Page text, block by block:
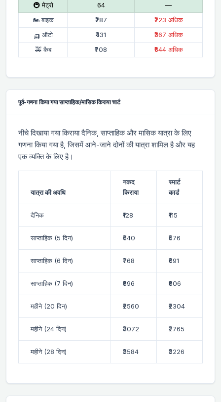
🚇 मेट्रो
₹64
—
🏍 बाइक
₹287
₹223 अधिक
🛺 ऑटो
₹431
₹367 अधिक
🚕 कैब
₹708 ₹644 अधिक
पूर्व-गणना किया गया साप्ताहिक/मासिक किराया चार्ट
नीचे दिखाया गया किराया दैनिक, साप्ताहिक और मासिक यात्रा के लिए
गणना किया गया है, जिसमें आने-जाने दोनों की यात्रा शामिल है और यह
एक व्यक्ति के लिए है।
यात्रा की अवधि
नकद
किराया
स्मार्ट
कार्ड
दैनिक ₹128 ₹115
साप्ताहिक (5 दिन) ₹640 ₹576
साप्ताहिक (6 दिन) ₹768 ₹691
साप्ताहिक (7 दिन) ₹896 ₹806
महीने (20 दिन) ₹2560 ₹2304
महीने (24 दिन) ₹3072 ₹2765
महीने (28 दिन) ₹3584 ₹3226